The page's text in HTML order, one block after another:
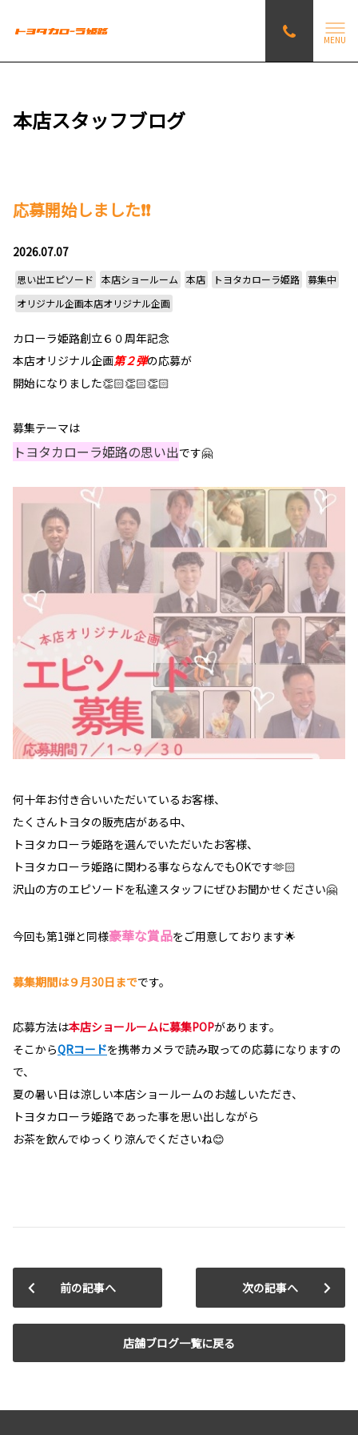
MENU
本店スタッフブログ
応募開始しました❗❗
2026.07.07
思い出エピソード 本店ショールーム 本店 トヨタカローラ姫路 募集中
オリジナル企画本店オリジナル企画
カローラ姫路創立６０周年記念
本店オリジナル企画第２弾の応募が
開始になりました👏🏻👏🏻👏🏻
募集テーマは
トヨタカローラ姫路の思い出です🤗
何十年お付き合いいただいているお客様、
たくさんトヨタの販売店がある中、
トヨタカローラ姫路を選んでいただいたお客様、
トヨタカローラ姫路に関わる事ならなんでもOKです🫶🏻
沢山の方のエピソードを私達スタッフにぜひお聞かせください🤗
今回も第1弾と同様豪華な賞品をご用意しております🌟
募集期間は９月30日までです。
応募方法は本店ショールームに募集POPがあります。
そこからQRコードを携帯カメラで読み取っての応募になりますの
で、
夏の暑い日は涼しい本店ショールームのお越しいただき、
トヨタカローラ姫路であった事を思い出しながら
お茶を飲んでゆっくり涼んでくださいね😊
前の記事へ
店舗ブログ一覧に戻る
次の記事へ